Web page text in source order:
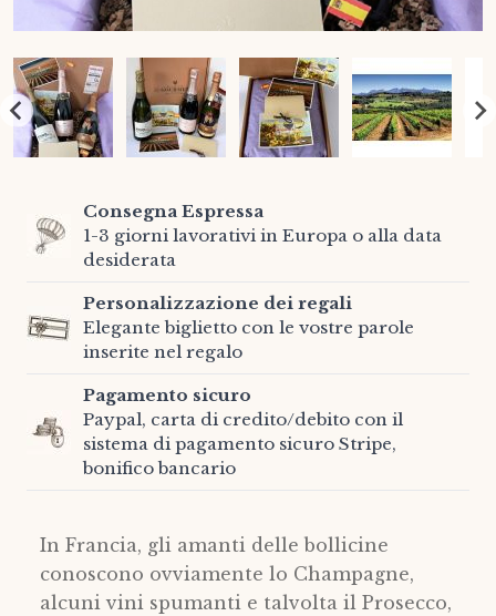
Consegna Espressa
1-3 giorni lavorativi in Europa o alla data
desiderata
Personalizzazione dei regali
Elegante biglietto con le vostre parole
inserite nel regalo
Pagamento sicuro
Paypal, carta di credito/debito con il
sistema di pagamento sicuro Stripe,
bonifico bancario
In Francia, gli amanti delle bollicine
conoscono ovviamente lo Champagne,
alcuni vini spumanti e talvolta il Prosecco,